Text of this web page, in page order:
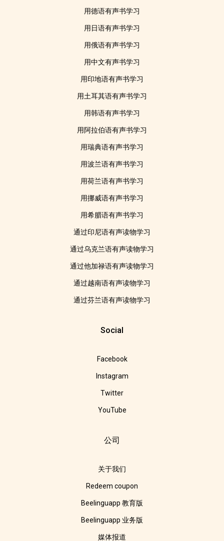
用德语有声书学习
用日语有声书学习
用俄语有声书学习
用中文有声书学习
用印地语有声书学习
用土耳其语有声书学习
用韩语有声书学习
用阿拉伯语有声书学习
用瑞典语有声书学习
用波兰语有声书学习
用荷兰语有声书学习
用挪威语有声书学习
用希腊语有声书学习
通过印尼语有声读物学习
通过乌克兰语有声读物学习
通过他加禄语有声读物学习
通过越南语有声读物学习
通过芬兰语有声读物学习
Social
Facebook
Instagram
Twitter
YouTube
公司
关于我们
Redeem coupon
Beelinguapp 教育版
Beelinguapp 业务版
媒体报道